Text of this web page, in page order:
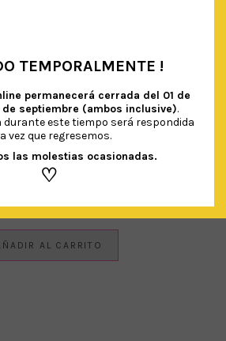
AL CARRITO
TEMPORALMENTE !
permanecerá cerrada del 01 de
de septiembre (ambos inclusive).
este tiempo será respondida
vez que regresemos.
las molestias ocasionadas.
♡